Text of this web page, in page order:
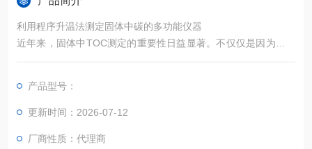
利用程序升温法测定固体中碳的多功能仪器
近年来，固体中TOC测定的重要性日益显著。不仅仅是因为垃圾
评估，TOC含量测定还是土壤评估的一个重要环节。新型soli TO
可测定总元素碳（ROC）。除了通过传统差减法和酸化处理后的
直接法测定TOC，soli TOC cube还可以采用程序升温法，既不需
产品型号：
更新时间：2026-07-12
厂商性质：代理商